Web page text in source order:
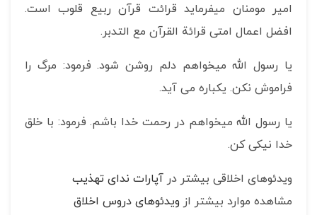
امیر مومنان میفرماید قرائت قرآن ربیع قلوب است.
افضل اعمال امتی قرائة القرآن مع التدبر.
یا رسول الله می­خواهم دلم روشن شود. فرمود: مرگ را
فراموش نکن. یکباره می آید.
یا رسول الله می­خواهم در رحمت خدا باشم. فرمود: با خلق
خدا نیکی کن.
ویدئوهای اخلاقی بیشتر در آپارات ندای تهذیب
مشاهده موارد بیشتر از ویدئوهای دروس اخلاق